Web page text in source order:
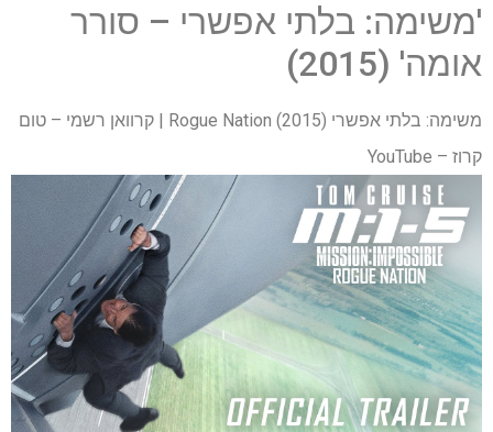
'משימה: בלתי אפשרי – סורר
אומה' (2015)
משימה: בלתי אפשרי Rogue Nation (2015) | קרוואן רשמי – טום
קרוז – YouTube